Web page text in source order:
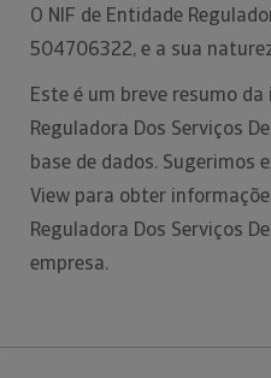
O NIF de Entidade
504706322, e a sua
Este é um breve resumo
Reguladora Dos Serviços
base de dados.
View para obter
Reguladora Dos Serviços
empresa.